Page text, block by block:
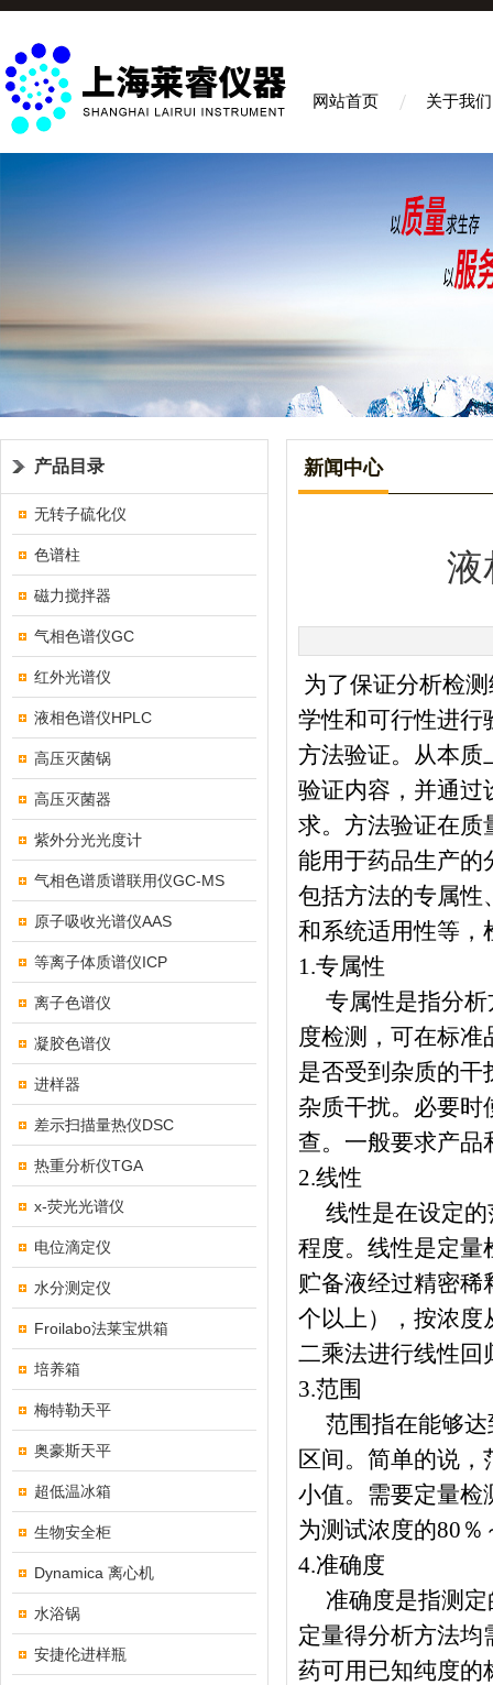
网站首页 关于我们
产品目录
无转子硫化仪
色谱柱
磁力搅拌器
气相色谱仪GC
红外光谱仪
液相色谱仪HPLC
高压灭菌锅
高压灭菌器
紫外分光光度计
气相色谱质谱联用仪GC-MS
原子吸收光谱仪AAS
等离子体质谱仪ICP
离子色谱仪
凝胶色谱仪
进样器
差示扫描量热仪DSC
热重分析仪TGA
x-荧光光谱仪
电位滴定仪
水分测定仪
Froilabo法莱宝烘箱
培养箱
梅特勒天平
奥豪斯天平
超低温冰箱
生物安全柜
Dynamica 离心机
水浴锅
安捷伦进样瓶
新闻中心
液
为了保证分析检
学性和可行性进行
方法验证。从本质
验证内容，并通过
求。方法验证在质
能用于药品生产的
包括方法的专属性
和系统适用性等，
1.专属性
专属性是指分
度检测，可在标
是否受到杂质的干
杂质干扰。必要时
查。一般要求产品
2.线性
线性是在设定
程度。线性是定量
贮备液经过精密
个以上），按浓度
二乘法进行线性回
3.范围
范围指在能够
区间。简单的说
小值。需要定量检
为测试浓度的80 ％
4.准确度
准确度是指测
定量得分析方法均
药可用已知纯度的